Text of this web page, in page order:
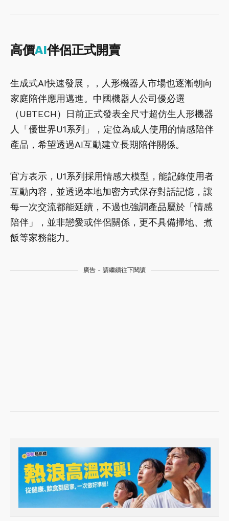
高價AI伴侶正式開賣
生成式AI快速發展，，人形機器人市場也逐漸朝向
家庭陪伴應用邁進。中國機器人公司優必選
（UBTECH）日前正式發表全尺寸超仿生人形機器
人「優世界U1系列」，定位為成人使用的情感陪伴
產品，希望透過AI互動建立長期陪伴關係。
官方表示，U1系列採用情感大模型，能記錄使用者
互動內容，並透過本地加密方式保存對話記憶，讓
每一次交流都能延續，不過也強調產品屬於「情感
陪伴」，並非戀愛或伴侶關係，更不具備掃地、煮
飯等家務能力。
廣告 - 請繼續往下閱讀